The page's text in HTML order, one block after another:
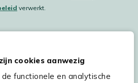
cookies aanwezig
functionele en analytische
verwerkt.